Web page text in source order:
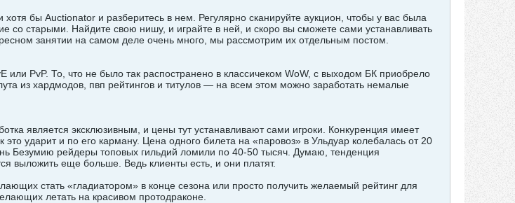
бы Auctionator и разберитесь в нем. Регулярно сканируйте аукцион, чтобы у вас была
со старыми. Найдите свою нишу, и играйте в ней, и скоро вы сможете сами устанавливать
занятии на самом деле очень много, мы рассмотрим их отдельным постом.
PvP. То, что не было так распостранено в классичеком WoW, с выходом БК приобрело
из хардмодов, пвп рейтингов и титулов — на всем этом можно заработать немалые
является эксклюзивным, и цены тут устанавливают сами игроки. Конкуренция имеет
это ударит и по его карману. Цена одного билета на «паровоз» в Ульдуар колебалась от 20
Безумию рейдеры топовых гильдий ломили по 40-50 тысяч. Думаю, тенденция
выложить еще больше. Ведь клиенты есть, и они платят.
стать «гладиатором» в конце сезона или просто получить желаемый рейтинг для
летать на красивом протодраконе.